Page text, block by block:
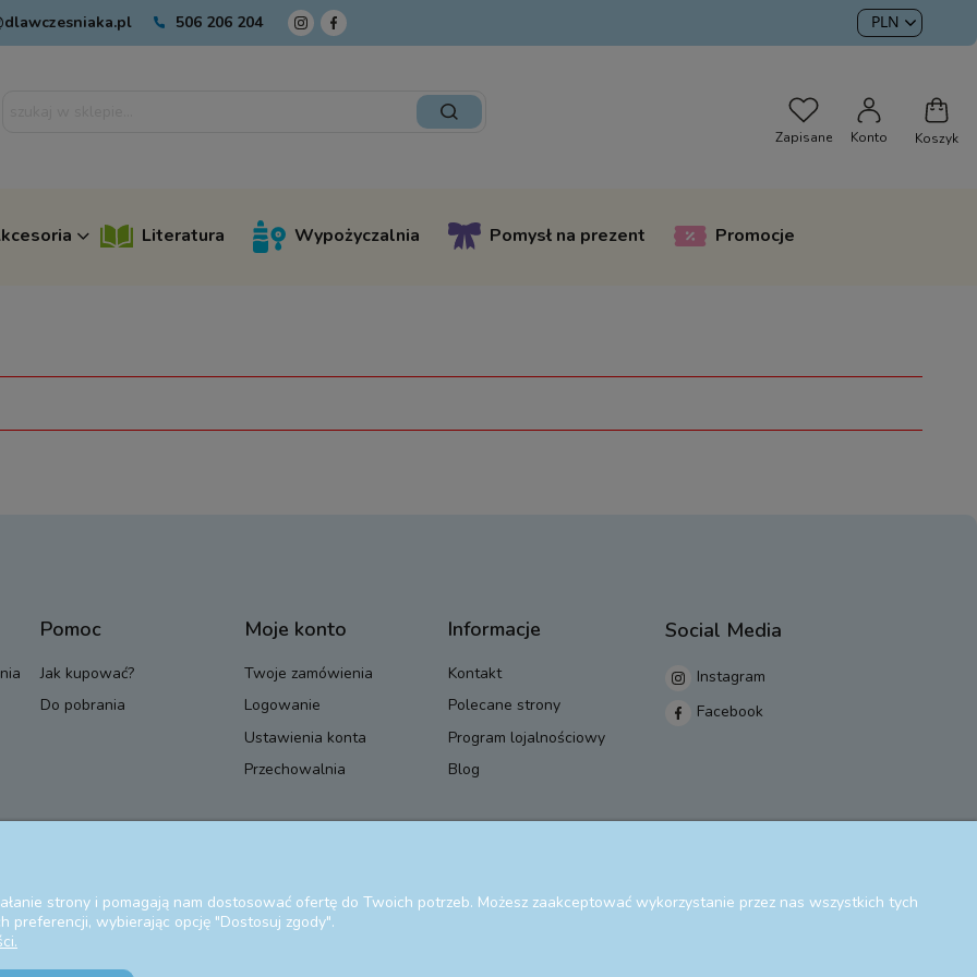
506 206 204
Literatura Wypożyczalnia Pomysł na prezent Promocje
Pomoc
Jak kupować?
Do pobrania
Moje konto
Twoje zamówienia
Logowanie
Ustawienia konta
Przechowalnia
Informacje
Kontakt
Polecane strony
Program lojalnościowy
Blog
Social Media
Instagram
Facebook
strony i pomagają nam dostosować ofertę do Twoich potrzeb. Możesz zaakceptować wykorzystanie przez nas wszystkich tych
wybierając opcję "Dostosuj zgody".